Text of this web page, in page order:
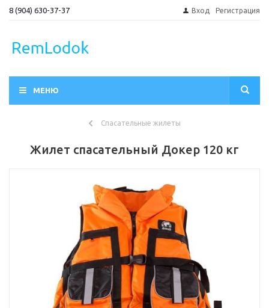
8 (904) 630-37-37 Вход Регистрация
МЕНЮ
Спасательные жилеты
Жилет спасательный Докер 120 кг